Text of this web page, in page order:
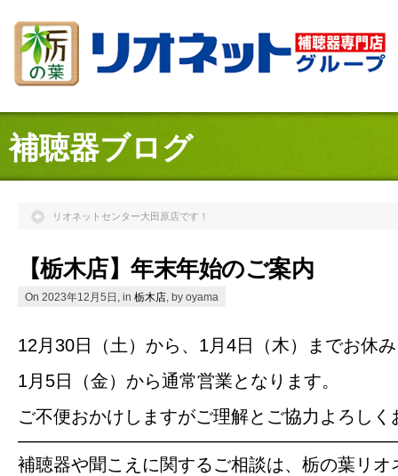
補聴器ブログ
リオネットセンター大田原店です！
【栃木店】年末年始のご案内
On 2023年12月5日, in 栃木店 , by oyama
12月30日（土）から、1月4日（木）までお休
1月5日（金）から通常営業となります。
ご不便おかけしますがご理解とご協力よろしく
補聴器や聞こえに関するご相談は、栃の葉リオ